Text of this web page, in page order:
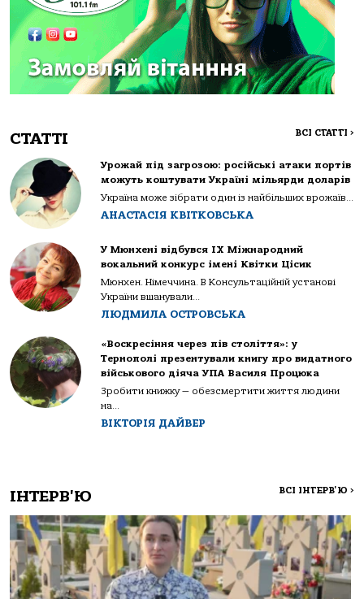
СТАТТІ ВСІ СТАТТІ >
Урожай під загрозою: російські атаки портів
можуть коштувати Україні мільярди доларів
Україна може зібрати один із найбільших врожаїв...
АНАСТАСІЯ КВІТКОВСЬКА
У Мюнхені відбувся IX Міжнародний
вокальний конкурс імені Квітки Цісик
Мюнхен. Німеччина. В Консультаційній установі
України вшанували...
ЛЮДМИЛА ОСТРОВСЬКА
«Воскресіння через пів століття»: у
Тернополі презентували книгу про видатного
військового діяча УПА Василя Процюка
Зробити книжку — обезсмертити життя людини
на...
ВІКТОРІЯ ДАЙВЕР
ІНТЕРВ'Ю ВСІ ІНТЕРВ'Ю >